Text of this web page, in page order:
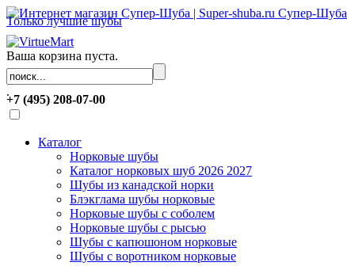
Супер-Шуба
Только лучшие шубы
Ваша корзина пуста.
.
+7 (495) 208-07-00
Каталог
Норковые шубы
Каталог норковых шуб 2026 2027
Шубы из канадской норки
Блэкглама шубы норковые
Норковые шубы с соболем
Норковые шубы с рысью
Шубы с капюшоном норковые
Шубы с воротником норковые